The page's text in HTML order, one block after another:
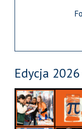
Edycja